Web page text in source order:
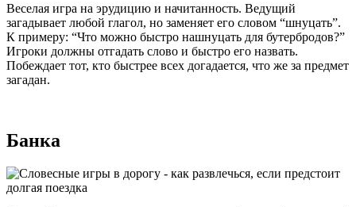
Веселая игра на эрудицию и начитанность. Ведущий
загадывает любой глагол, но заменяет его словом “шнуцать”.
К примеру: “Что можно быстро нашнуцать для бутербродов?”
Игроки должны отгадать слово и быстро его назвать.
Побеждает тот, кто быстрее всех догадается, что же за предмет
загадан.
Банка